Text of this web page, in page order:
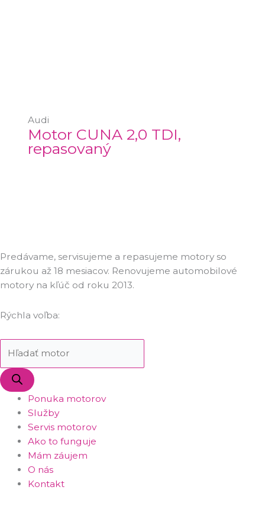
Audi
Motor CUNA 2,0 TDI,
repasovaný
Predávame, servisujeme a repasujeme motory so
zárukou až 18 mesiacov. Renovujeme automobilové
motory na kľúč od roku 2013.
Rýchla voľba:
Ponuka motorov
Služby
Servis motorov
Ako to funguje
Mám záujem
O nás
Kontakt